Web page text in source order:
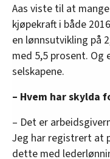
Aas viste til at
kjøpekraft i både
en lønnsutvikling på
med 5,5 prosent.
selskapene.
– Hvem har skylda
– Det er
Jeg har registrert at
dette med